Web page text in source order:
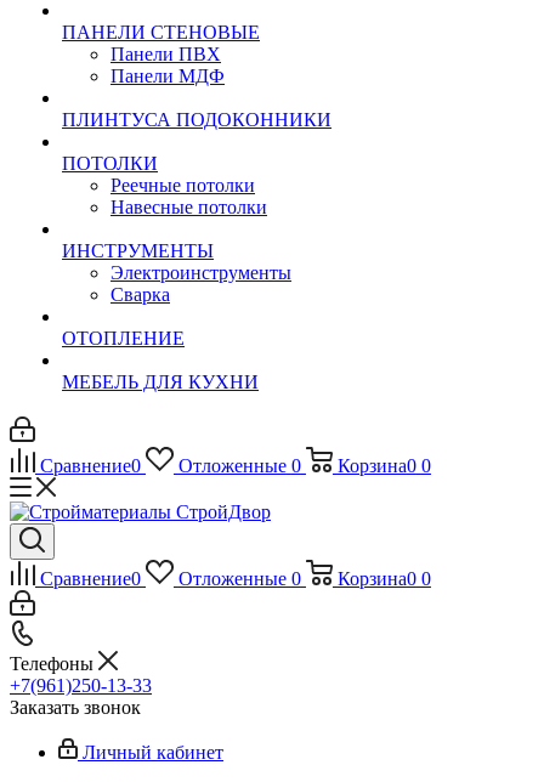
ПАНЕЛИ СТЕНОВЫЕ
Панели ПВХ
Панели МДФ
ПЛИНТУСА ПОДОКОННИКИ
ПОТОЛКИ
Реечные потолки
Навесные потолки
ИНСТРУМЕНТЫ
Электроинструменты
Сварка
ОТОПЛЕНИЕ
МЕБЕЛЬ ДЛЯ КУХНИ
Сравнение0 Отложенные 0 Корзина0 0
Сравнение0 Отложенные 0 Корзина0 0
Телефоны
+7(961)250-13-33
Заказать звонок
Личный кабинет